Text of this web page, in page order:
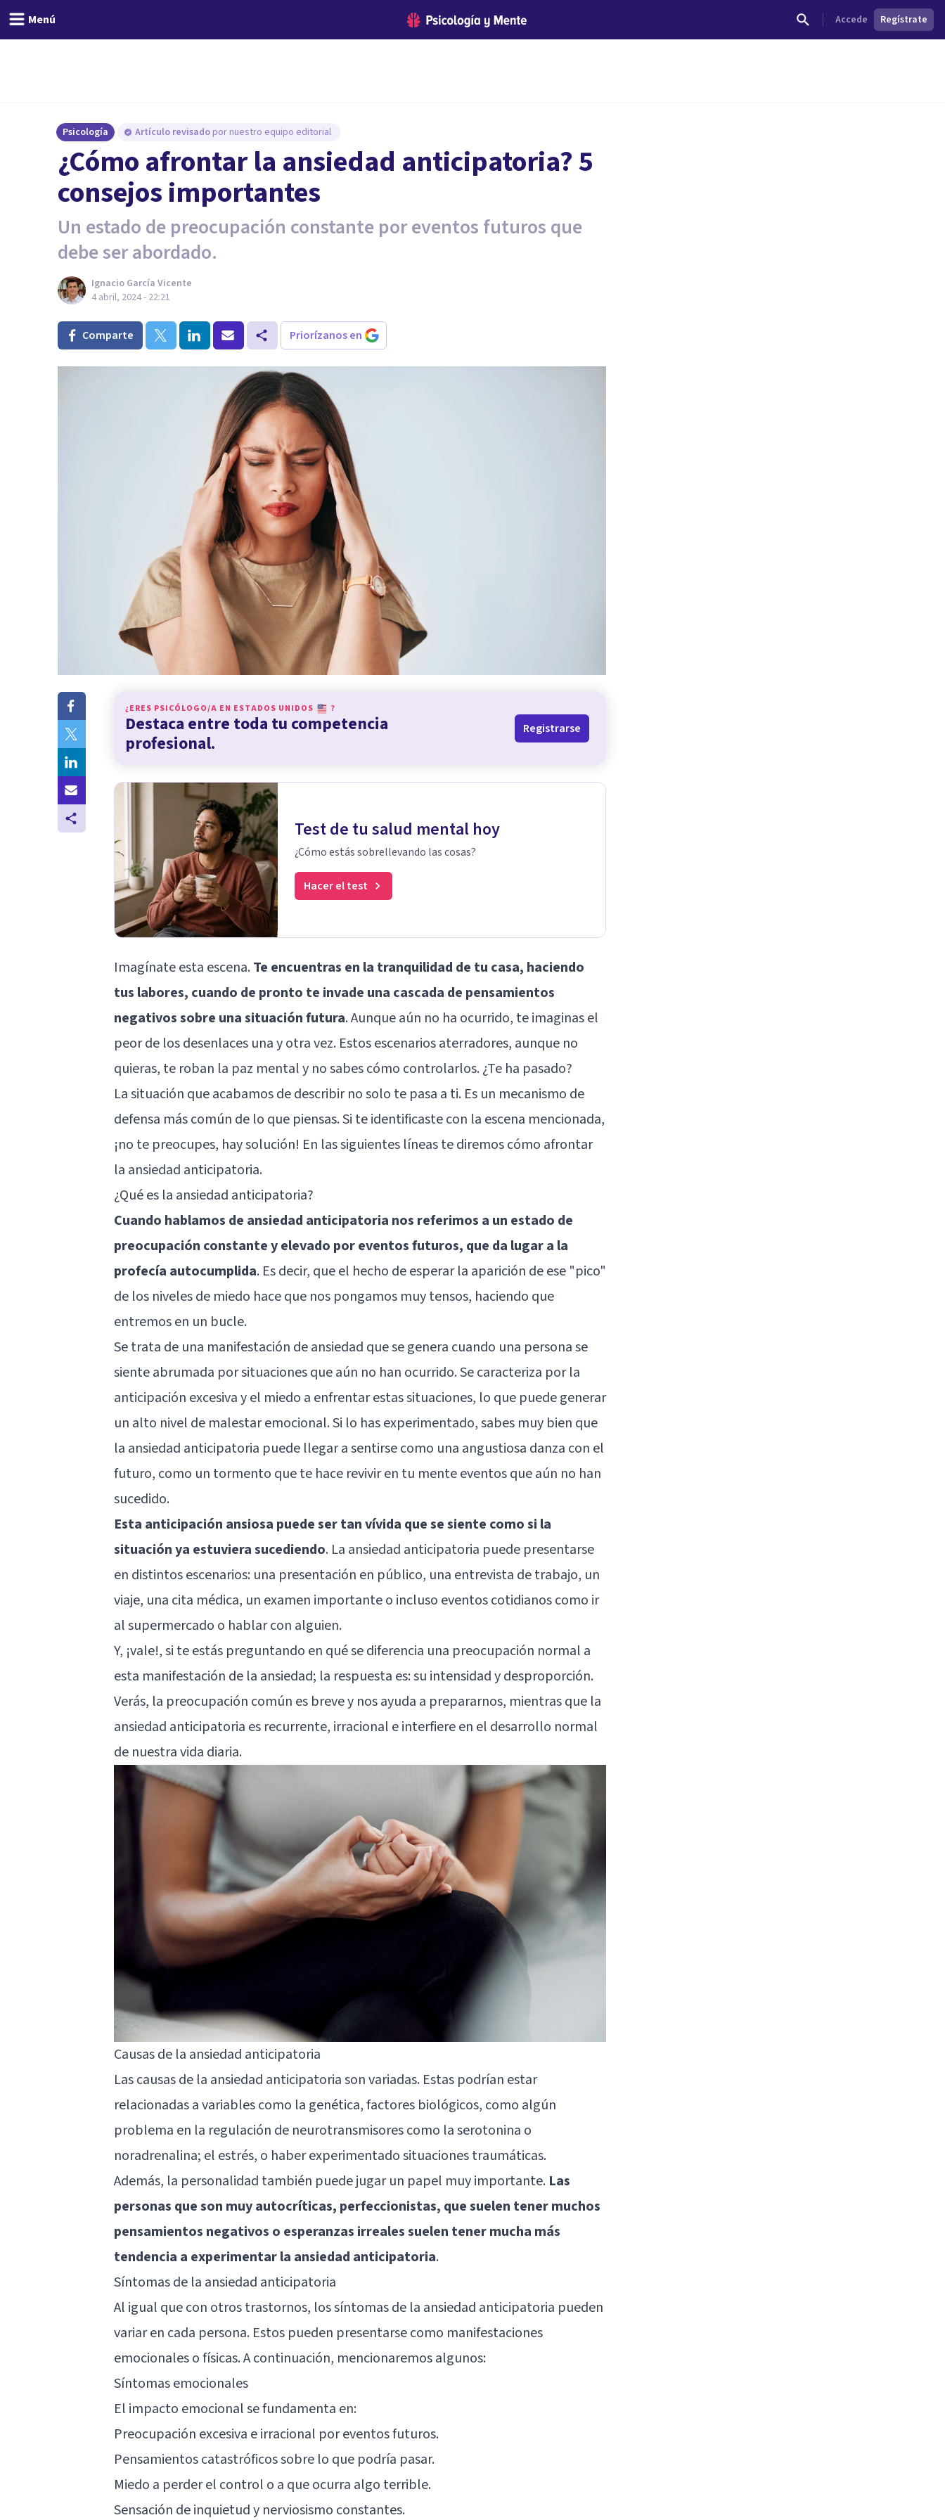
Menú Accede Regístrate
Psicología Artículo revisado por nuestro equipo editorial
¿Cómo afrontar la ansiedad anticipatoria? 5
consejos importantes
Un estado de preocupación constante por eventos futuros que
debe ser abordado.
Ignacio García Vicente
4 abril, 2024 - 22:21
Comparte Priorízanos en
¿ERES PSICÓLOGO/A EN ESTADOS UNIDOS ?
Destaca entre toda tu competencia
profesional.
Registrarse
Test de tu salud mental hoy
¿Cómo estás sobrellevando las cosas?
Hacer el test
Imagínate esta escena.Te encuentras en la tranquilidad de tu casa, haciendo
tus labores, cuando de pronto te invade una cascada de pensamientos
negativos sobre una situación futura. Aunque aún no ha ocurrido, te imaginas el
peor de los desenlaces una y otra vez. Estos escenarios aterradores, aunque no
quieras, te roban la paz mental y no sabes cómo controlarlos. ¿Te ha pasado?
La situación que acabamos de describir no solo te pasa a ti. Es un mecanismo de
defensa más común de lo que piensas. Si te identificaste con la escena mencionada,
¡no te preocupes, hay solución! En las siguientes líneas te diremos cómo afrontar
la ansiedad anticipatoria.
¿Qué es la ansiedad anticipatoria?
Cuando hablamos de ansiedad anticipatoria nos referimos a un estado de
preocupación constante y elevado por eventos futuros, que da lugar a la
profecía autocumplida. Es decir, que el hecho de esperar la aparición de ese "pico"
de los niveles de miedo hace que nos pongamos muy tensos, haciendo que
entremos en un bucle.
Se trata de una manifestación de ansiedad que se genera cuando una persona se
siente abrumada por situaciones que aún no han ocurrido. Se caracteriza por la
anticipación excesiva y el miedo a enfrentar estas situaciones, lo que puede generar
un alto nivel de malestar emocional. Si lo has experimentado, sabes muy bien que
la ansiedad anticipatoria puede llegar a sentirse como una angustiosa danza con el
futuro, como un tormento que te hace revivir en tu mente eventos que aún no han
sucedido.
Esta anticipación ansiosa puede ser tan vívida que se siente como si la
situación ya estuviera sucediendo. La ansiedad anticipatoria puede presentarse
en distintos escenarios: una presentación en público, una entrevista de trabajo, un
viaje, una cita médica, un examen importante o incluso eventos cotidianos como ir
al supermercado o hablar con alguien.
Y, ¡vale!, si te estás preguntando en qué se diferencia una preocupación normal a
esta manifestación de la ansiedad; la respuesta es: su intensidad y desproporción.
Verás, la preocupación común es breve y nos ayuda a prepararnos, mientras que la
ansiedad anticipatoria es recurrente, irracional e interfiere en el desarrollo normal
de nuestra vida diaria.
Causas de la ansiedad anticipatoria
Las causas de la ansiedad anticipatoria son variadas. Estas podrían estar
relacionadas a variables como la genética, factores biológicos, como algún
problema en la regulación de neurotransmisores como la serotonina o
noradrenalina; el estrés, o haber experimentado situaciones traumáticas.
Además, la personalidad también puede jugar un papel muy importante. Las
personas que son muy autocríticas, perfeccionistas, que suelen tener muchos
pensamientos negativos o esperanzas irreales suelen tener mucha más
tendencia a experimentar la ansiedad anticipatoria.
Síntomas de la ansiedad anticipatoria
Al igual que con otros trastornos, los síntomas de la ansiedad anticipatoria pueden
variar en cada persona. Estos pueden presentarse como manifestaciones
emocionales o físicas. A continuación, mencionaremos algunos:
Síntomas emocionales
El impacto emocional se fundamenta en:
Preocupación excesiva e irracional por eventos futuros.
Pensamientos catastróficos sobre lo que podría pasar.
Miedo a perder el control o a que ocurra algo terrible.
Sensación de inquietud y nerviosismo constantes.